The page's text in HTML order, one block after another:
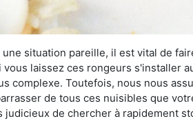
situation pareille, il est vital de
laissez ces rongeurs s'installer
complexe. Toutefois, nous nous
de tous ces nuisibles que
de chercher à rapidement